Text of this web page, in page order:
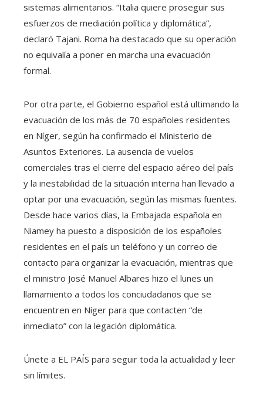
sistemas alimentarios. “Italia quiere proseguir sus
esfuerzos de mediación política y diplomática”,
declaró Tajani. Roma ha destacado que su operación
no equivalía a poner en marcha una evacuación
formal.
Por otra parte, el Gobierno español está ultimando la
evacuación de los más de 70 españoles residentes
en Níger, según ha confirmado el Ministerio de
Asuntos Exteriores. La ausencia de vuelos
comerciales tras el cierre del espacio aéreo del país
y la inestabilidad de la situación interna han llevado a
optar por una evacuación, según las mismas fuentes.
Desde hace varios días, la Embajada española en
Niamey ha puesto a disposición de los españoles
residentes en el país un teléfono y un correo de
contacto para organizar la evacuación, mientras que
el ministro José Manuel Albares hizo el lunes un
llamamiento a todos los conciudadanos que se
encuentren en Níger para que contacten “de
inmediato” con la legación diplomática.
Únete a EL PAÍS para seguir toda la actualidad y leer
sin límites.